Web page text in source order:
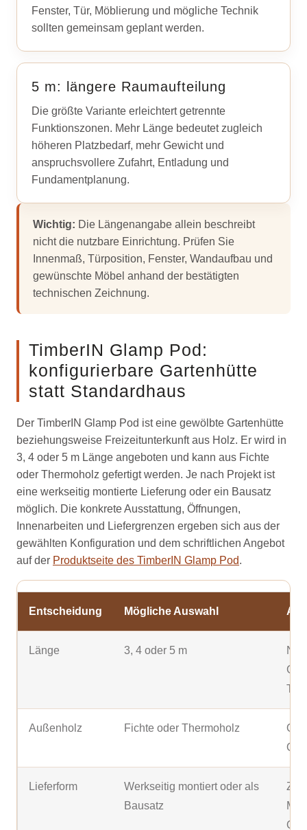
Fenster, Tür, Möblierung und mögliche Technik
sollten gemeinsam geplant werden.
5 m: längere Raumaufteilung
Die größte Variante erleichtert getrennte
Funktionszonen. Mehr Länge bedeutet zugleich
höheren Platzbedarf, mehr Gewicht und
anspruchsvollere Zufahrt, Entladung und
Fundamentplanung.
Wichtig: Die Längenangabe allein beschreibt
nicht die nutzbare Einrichtung. Prüfen Sie
Innenmaß, Türposition, Fenster, Wandaufbau und
gewünschte Möbel anhand der bestätigten
technischen Zeichnung.
TimberIN Glamp Pod:
konfigurierbare Gartenhütte
statt Standardhaus
Der TimberIN Glamp Pod ist eine gewölbte Gartenhütte
beziehungsweise Freizeitunterkunft aus Holz. Er wird in
3, 4 oder 5 m Länge angeboten und kann aus Fichte
oder Thermoholz gefertigt werden. Je nach Projekt ist
eine werkseitig montierte Lieferung oder ein Bausatz
möglich. Die konkrete Ausstattung, Öffnungen,
Innenarbeiten und Liefergrenzen ergeben sich aus der
gewählten Konfiguration und dem schriftlichen Angebot
auf der Produktseite des TimberIN Glamp Pod.
Entscheidung Mögliche Auswahl
Länge 3, 4 oder 5 m
Außenholz Fichte oder Thermoholz
Lieferform
Werkseitig montiert oder als
Bausatz
Ort